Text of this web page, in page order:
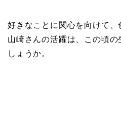
好きなことに関心を向けて、
山崎さんの活躍は、この頃
しょうか。